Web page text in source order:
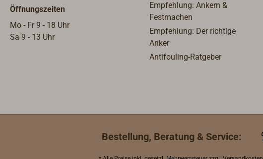
Öffnungszeiten
Mo - Fr 9 - 18 Uhr
Sa 9 - 13 Uhr
Empfehlung: Ankern &
Festmachen
Empfehlung: Der richtige
Anker
Antifouling-Ratgeber
Bestellung, Beratung & Service: